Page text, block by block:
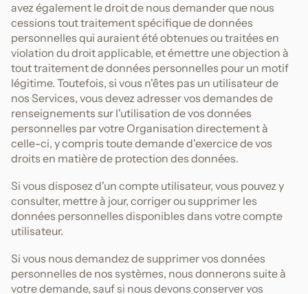
avez également le droit de nous demander que nous
cessions tout traitement spécifique de données
personnelles qui auraient été obtenues ou traitées en
violation du droit applicable, et émettre une objection à
tout traitement de données personnelles pour un motif
légitime. Toutefois, si vous n'êtes pas un utilisateur de
nos Services, vous devez adresser vos demandes de
renseignements sur l'utilisation de vos données
personnelles par votre Organisation directement à
celle-ci, y compris toute demande d'exercice de vos
droits en matière de protection des données.
Si vous disposez d'un compte utilisateur, vous pouvez y
consulter, mettre à jour, corriger ou supprimer les
données personnelles disponibles dans votre compte
utilisateur.
Si vous nous demandez de supprimer vos données
personnelles de nos systèmes, nous donnerons suite à
votre demande, sauf si nous devons conserver vos